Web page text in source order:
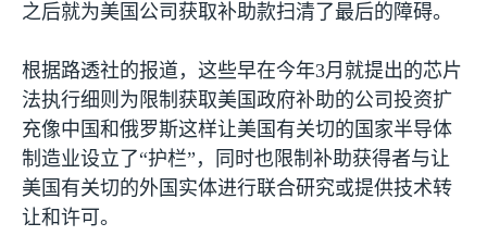
之后就为美国公司获取补助款扫清了最后的障碍。
根据路透社的报道，这些早在今年3月就提出的芯片
法执行细则为限制获取美国政府补助的公司投资扩
充像中国和俄罗斯这样让美国有关切的国家半导体
制造业设立了“护栏”，同时也限制补助获得者与让
美国有关切的外国实体进行联合研究或提供技术转
让和许可。